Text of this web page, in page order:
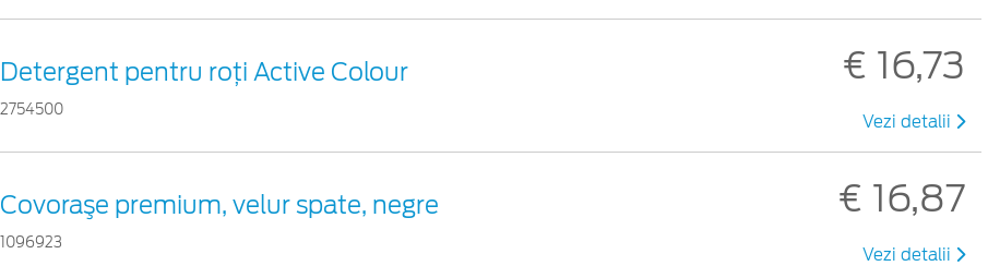
Detergent pentru roți Active Colour
2754500
€ 16,73
Vezi detalii
Covoraşe premium, velur spate, negre
1096923
€ 16,87
Vezi detalii